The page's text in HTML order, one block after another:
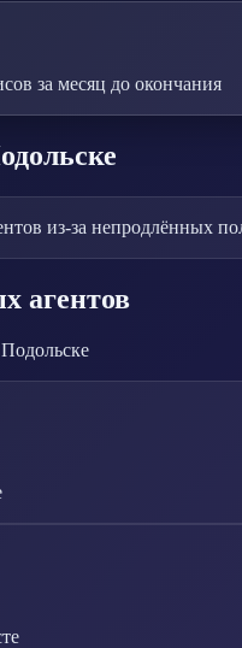
за месяц до окончания
из-за непродлённых
агентов